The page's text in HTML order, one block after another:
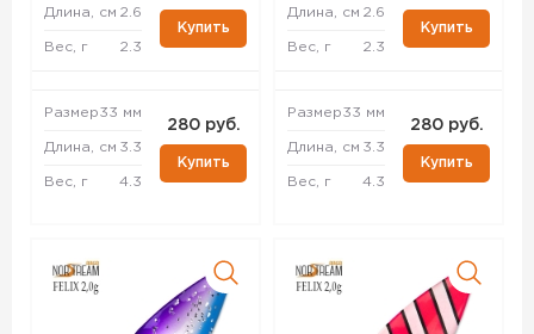
Длина, см 2.6
Вес, г 2.3
Купить
Размер33 мм
Длина, см 3.3
Вес, г 4.3
280 руб.
Купить
Длина, см 2.6
Вес, г 2.3
Купить
Размер33 мм
Длина, см 3.3
Вес, г 4.3
280 руб.
Купить